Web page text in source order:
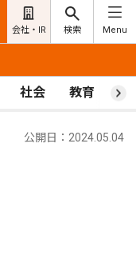
会社・IR 検索 Menu
社会 教育 ス
公開日：2024.05.04